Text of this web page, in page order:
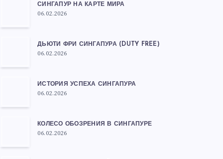
СИНГАПУР НА КАРТЕ МИРА
06.02.2026
ДЬЮТИ ФРИ СИНГАПУРА (DUTY FREE)
06.02.2026
ИСТОРИЯ УСПЕХА СИНГАПУРА
06.02.2026
КОЛЕСО ОБОЗРЕНИЯ В СИНГАПУРЕ
06.02.2026